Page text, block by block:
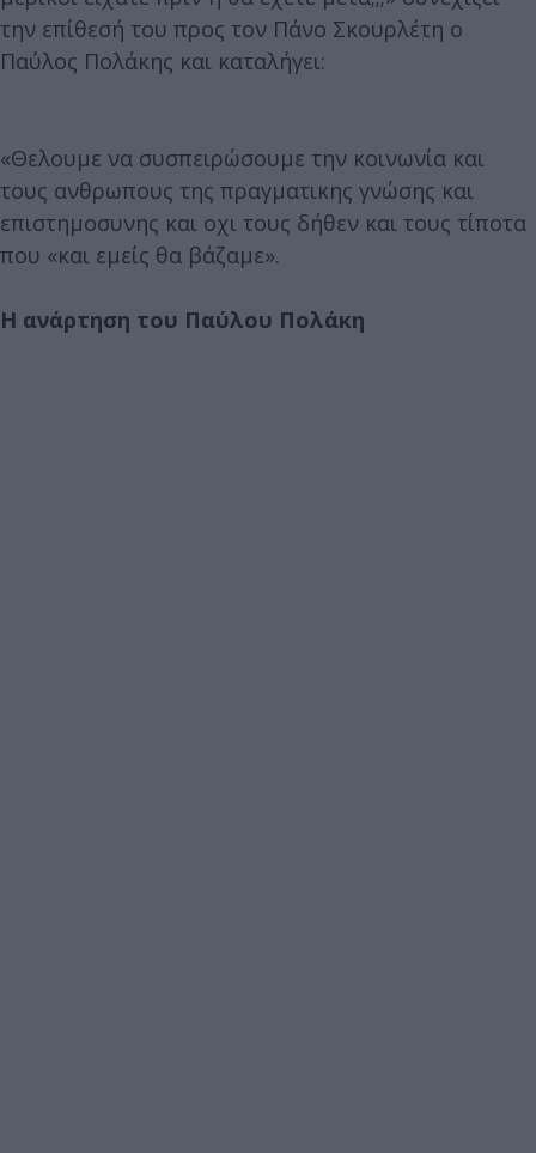
την επίθεσή του προς τον Πάνο Σκουρλέτη ο
Παύλος Πολάκης και καταλήγει:
«Θελουμε να συσπειρώσουμε την κοινωνία και
τους ανθρωπους της πραγματικης γνώσης και
επιστημοσυνης και οχι τους δήθεν και τους τίποτα
που «και εμείς θα βάζαμε».
Η ανάρτηση του Παύλου Πολάκη